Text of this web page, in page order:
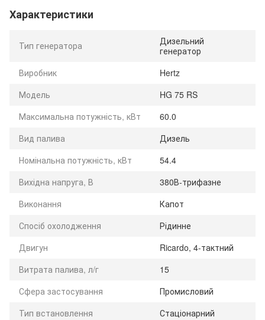
Характеристики
Тип генератора
Дизельний
генератор
Виробник
Hertz
Модель
HG 75 RS
Максимальна потужність, кВт
60.0
Вид палива
Дизель
Номінальна потужність, кВт
54.4
Вихідна напруга, В
380В-трифазне
Виконання
Капот
Спосіб охолодження
Рідинне
Двигун
Ricardo, 4-тактний
Витрата палива, л/г
15
Сфера застосування
Промисловий
Тип встановлення
Стаціонарний